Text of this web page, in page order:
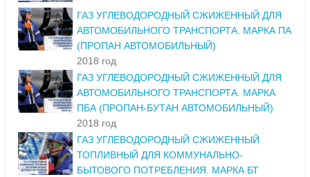
ГАЗ УГЛЕВОДОРОДНЫЙ СЖИЖЕННЫЙ ДЛЯ
АВТОМОБИЛЬНОГО ТРАНСПОРТА. МАРКА ПА
(ПРОПАН АВТОМОБИЛЬНЫЙ)
2018 год
ГАЗ УГЛЕВОДОРОДНЫЙ СЖИЖЕННЫЙ ДЛЯ
АВТОМОБИЛЬНОГО ТРАНСПОРТА. МАРКА
ПБА (ПРОПАН-БУТАН АВТОМОБИЛЬНЫЙ)
2018 год
ГАЗ УГЛЕВОДОРОДНЫЙ СЖИЖЕННЫЙ
ТОПЛИВНЫЙ ДЛЯ КОММУНАЛЬНО-
БЫТОВОГО ПОТРЕБЛЕНИЯ. МАРКА БТ